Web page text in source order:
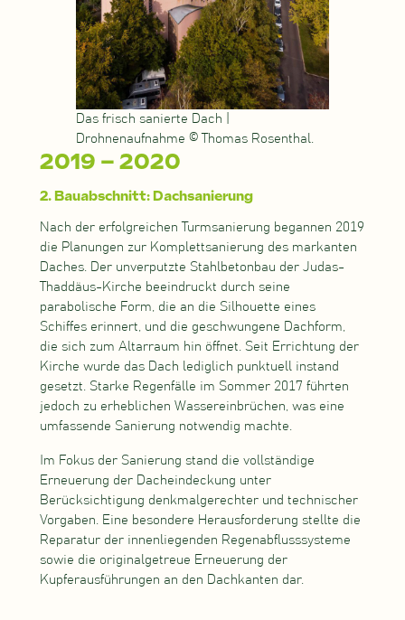
Das frisch sanierte Dach |
Drohnenaufnahme © Thomas Rosenthal.
2019 – 2020
2. Bauabschnitt: Dachsanierung
Nach der erfolgreichen Turmsanierung begannen 2019
die Planungen zur Komplettsanierung des markanten
Daches. Der unverputzte Stahlbetonbau der Judas-
Thaddäus-Kirche beeindruckt durch seine
parabolische Form, die an die Silhouette eines
Schiffes erinnert, und die geschwungene Dachform,
die sich zum Altarraum hin öffnet. Seit Errichtung der
Kirche wurde das Dach lediglich punktuell instand
gesetzt. Starke Regenfälle im Sommer 2017 führten
jedoch zu erheblichen Wassereinbrüchen, was eine
umfassende Sanierung notwendig machte.
Im Fokus der Sanierung stand die vollständige
Erneuerung der Dacheindeckung unter
Berücksichtigung denkmalgerechter und technischer
Vorgaben. Eine besondere Herausforderung stellte die
Reparatur der innenliegenden Regenabflusssysteme
sowie die originalgetreue Erneuerung der
Kupferausführungen an den Dachkanten dar.